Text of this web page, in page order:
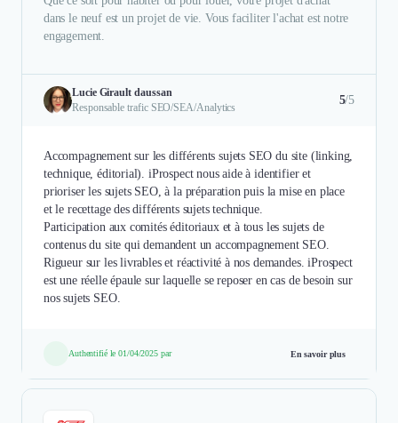
dans le neuf est un projet de vie. Vous faciliter l'achat est notre
engagement.
Lucie Girault daussan
Responsable trafic SEO/SEA/Analytics
5/5
Accompagnement sur les différents sujets SEO du site (linking,
technique, éditorial). iProspect nous aide à identifier et
prioriser les sujets SEO, à la préparation puis la mise en place
et le recettage des différents sujets technique.
Participation aux comités éditoriaux et à tous les sujets de
contenus du site qui demandent un accompagnement SEO.
Rigueur sur les livrables et réactivité à nos demandes. iProspect
est une réelle épaule sur laquelle se reposer en cas de besoin sur
nos sujets SEO.
Authentifié le 01/04/2025 par En savoir plus